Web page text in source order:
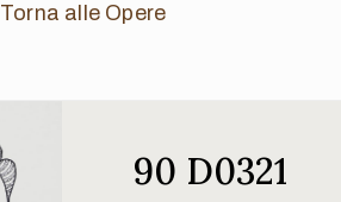
Torna alle Opere
90 D0321